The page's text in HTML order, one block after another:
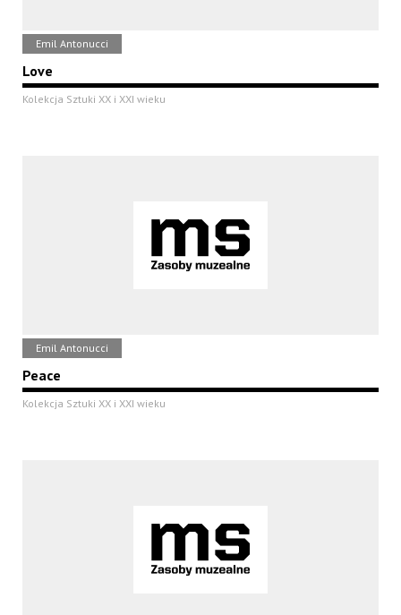
Emil Antonucci
Love
Kolekcja Sztuki XX i XXI wieku
Emil Antonucci
Peace
Kolekcja Sztuki XX i XXI wieku